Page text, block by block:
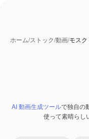
ホーム/ストック/動画/モスク
Premium
AI 動画生成ツールで独自の
使って素晴らし